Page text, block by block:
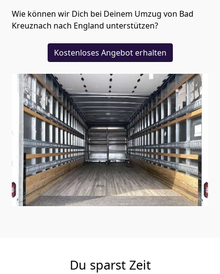
Wie können wir Dich bei Deinem Umzug von Bad
Kreuznach nach England unterstützen?
Kostenloses Angebot erhalten
Du sparst Zeit